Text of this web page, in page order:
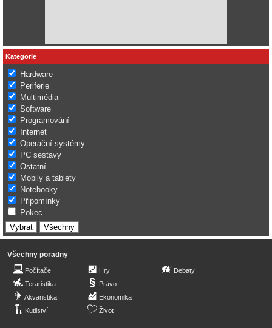
Kategorie
Hardware
Periferie
Multimédia
Software
Programování
Internet
Operační systémy
PC sestavy
Ostatní
Mobily a tablety
Notebooky
Připomínky
Pokec
Všechny poradny
Počítače
Teraristika
Akvaristika
Kutilství
Hry
Právo
Ekonomika
Život
Debaty